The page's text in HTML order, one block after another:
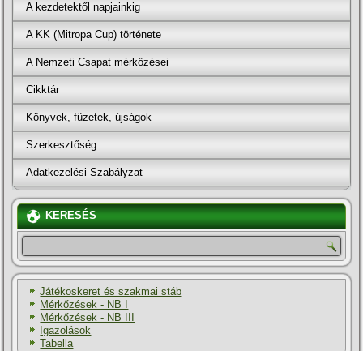
A kezdetektől napjainkig
A KK (Mitropa Cup) története
A Nemzeti Csapat mérkőzései
Cikktár
Könyvek, füzetek, újságok
Szerkesztőség
Adatkezelési Szabályzat
KERESÉS
Játékoskeret és szakmai stáb
Mérkőzések - NB I
Mérkőzések - NB III
Igazolások
Tabella